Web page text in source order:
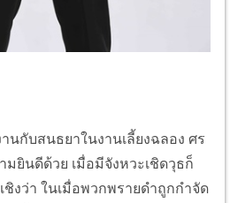
นกับสนธยาในงานเลี้ยงฉลอง ศร
ยินดีด้วย เมื่อมีจังหวะเชิดวุธก็
งว่า ในเมื่อพวกพรายดำถูกกำจัด